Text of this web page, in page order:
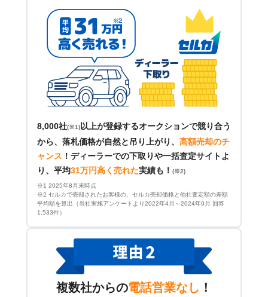
8,000社(※1)以上が登録するオークションで競り合う
から、落札価格が自然と吊り上がり、 高額売却のチ
ャンス ！ ディーラーでの下取りや一括査定サイトよ
り、平均31万円高く売れた実績も！ (※2)
※1 2025年8月末時点
※2 セルカで売却されたお客様の、セルカ売却価格と他社査定額の差額
平均額を算出（当社実施アンケートより2022年4月～2024年9月 回答
1,533件）
複数社からの電話営業なし ！